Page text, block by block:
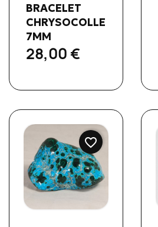
BRACELET
CHRYSOCOLLE
7MM
28,00 €
favorite_border